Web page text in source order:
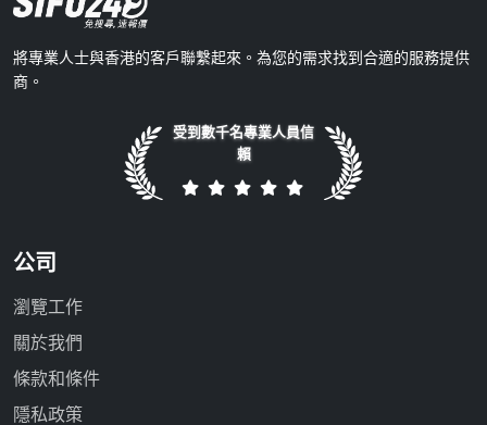
將專業人士與香港的客戶聯繫起來。為您的需求找到合適的服務提供
商。
受到數千名專業人員信
賴
公司
瀏覽工作
關於我們
條款和條件
隱私政策